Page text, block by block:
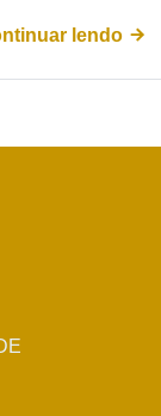
lendo